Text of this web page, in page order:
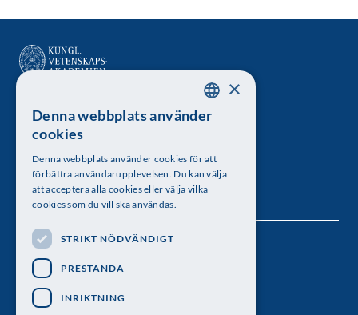
Kungl. Vetenskapsakademien
Besöksadress: Lilla Frescativägen 4A
Telefon: 08-673 95 00
Följ oss
SWEDISH
×
Denna webbplats använder
cookies
Denna webbplats använder cookies för att
förbättra användarupplevelsen. Du kan välja
att acceptera alla cookies eller välja vilka
cookies som du vill ska användas.
STRIKT NÖDVÄNDIGT
PRESTANDA
INRIKTNING